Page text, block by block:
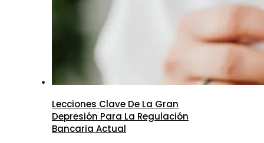
Lecciones Clave De La Gran
Depresión Para La Regulación
Bancaria Actual